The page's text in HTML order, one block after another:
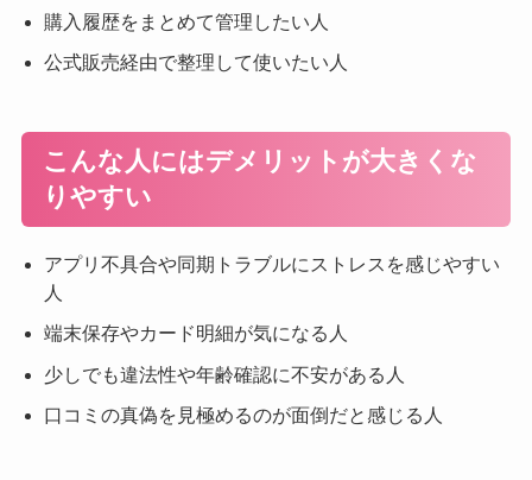
購入履歴をまとめて管理したい人
公式販売経由で整理して使いたい人
こんな人にはデメリットが大きくな
りやすい
アプリ不具合や同期トラブルにストレスを感じやすい
人
端末保存やカード明細が気になる人
少しでも違法性や年齢確認に不安がある人
口コミの真偽を見極めるのが面倒だと感じる人